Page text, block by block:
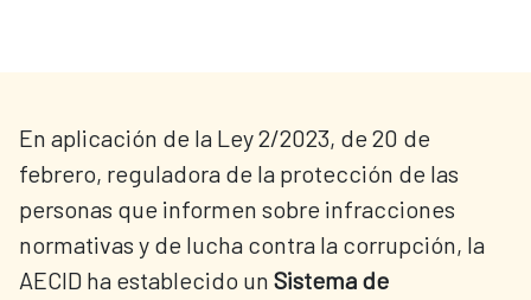
En aplicación de la Ley 2/2023, de 20 de
febrero, reguladora de la protección de las
personas que informen sobre infracciones
normativas y de lucha contra la corrupción, la
AECID ha establecido un Sistema de